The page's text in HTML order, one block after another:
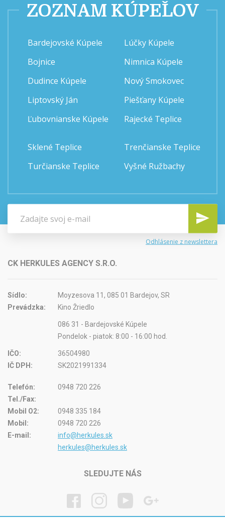
ZOZNAM KÚPEĽOV
Bardejovské Kúpele
Bojnice
Dudince Kúpele
Liptovský Ján
Ľubovnianske Kúpele
Lúčky Kúpele
Nimnica Kúpele
Nový Smokovec
Piešťany Kúpele
Rajecké Teplice
Sklené Teplice
Turčianske Teplice
Trenčianske Teplice
Vyšné Ružbachy
Odhlásenie z newslettera
CK HERKULES AGENCY S.R.O.
Sídlo:
Moyzesova 11, 085 01 Bardejov, SR
Prevádzka:
Kino Žriedlo
086 31 - Bardejovské Kúpele
Pondelok - piatok: 8:00 - 16:00 hod.
IČO:
36504980
IČ DPH:
SK2021991334
Telefón:
0948 720 226
Tel./Fax:
Mobil O2:
0948 335 184
Mobil:
0948 720 226
E-mail:
info@herkules.sk
herkules@herkules.sk
SLEDUJTE NÁS